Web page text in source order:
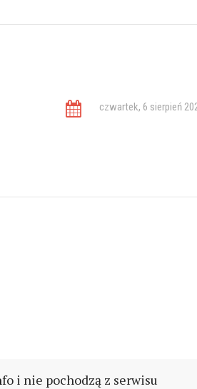
czwartek, 6 sierpień
i nie pochodzą z serwisu